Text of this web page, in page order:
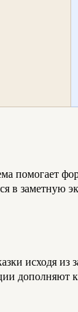
в
исходя
дополняют